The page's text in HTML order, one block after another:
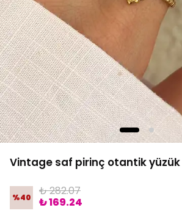
Vintage saf pirinç otantik yüzük
%40
₺ 282.07
₺ 169.24